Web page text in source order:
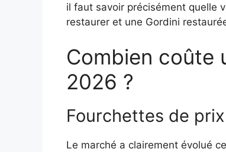
il faut savoir précisément quelle
restaurer et une Gordini
Combien coûte
2026 ?
Fourchettes de
Le marché a clairement évolué